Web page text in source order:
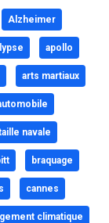
Alzheimer
apollo
arts martiaux
navale
braquage
cannes
climatique